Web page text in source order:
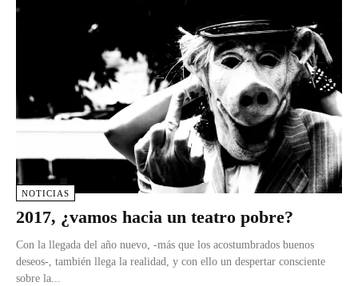
NOTICIAS
2017, ¿vamos hacia un teatro pobre?
Con la llegada del año nuevo, -más que los acostumbrados buenos
deseos-, también llega la realidad, y con ello un despertar consciente
sobre la...